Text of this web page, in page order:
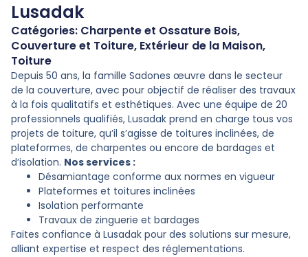
Lusadak
Catégories: Charpente et Ossature Bois,
Couverture et Toiture, Extérieur de la Maison,
Toiture
Depuis 50 ans, la famille Sadones œuvre dans le secteur
de la couverture, avec pour objectif de réaliser des travaux
à la fois qualitatifs et esthétiques. Avec une équipe de 20
professionnels qualifiés, Lusadak prend en charge tous vos
projets de toiture, qu’il s’agisse de toitures inclinées, de
plateformes, de charpentes ou encore de bardages et
d’isolation. Nos services :
Désamiantage conforme aux normes en vigueur
Plateformes et toitures inclinées
Isolation performante
Travaux de zinguerie et bardages
Faites confiance à Lusadak pour des solutions sur mesure,
alliant expertise et respect des réglementations.